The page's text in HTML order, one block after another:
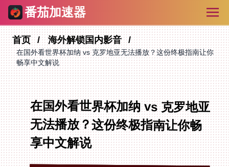
番茄加速器
首页 海外解锁国内影音
在国外看世界杯加纳 vs 克罗地亚无法播放？这份终极指南让你
畅享中文解说
在国外看世界杯加纳 vs 克罗地亚
无法播放？这份终极指南让你畅
享中文解说